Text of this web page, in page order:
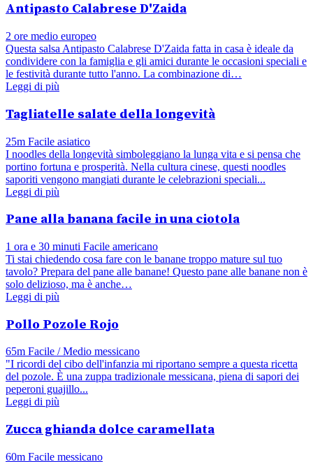
Antipasto Calabrese D'Zaida
2 ore medio europeo
Questa salsa Antipasto Calabrese D'Zaida fatta in casa è ideale da
condividere con la famiglia e gli amici durante le occasioni speciali e
le festività durante tutto l'anno. La combinazione di…
Leggi di più
Tagliatelle salate della longevità
25m Facile asiatico
I noodles della longevità simboleggiano la lunga vita e si pensa che
portino fortuna e prosperità. Nella cultura cinese, questi noodles
saporiti vengono mangiati durante le celebrazioni speciali...
Leggi di più
Pane alla banana facile in una ciotola
1 ora e 30 minuti Facile americano
Ti stai chiedendo cosa fare con le banane troppo mature sul tuo
tavolo? Prepara del pane alle banane! Questo pane alle banane non è
solo delizioso, ma è anche…
Leggi di più
Pollo Pozole Rojo
65m Facile / Medio messicano
"I ricordi del cibo dell'infanzia mi riportano sempre a questa ricetta
del pozole. È una zuppa tradizionale messicana, piena di sapori dei
peperoni guajillo...
Leggi di più
Zucca ghianda dolce caramellata
60m Facile messicano